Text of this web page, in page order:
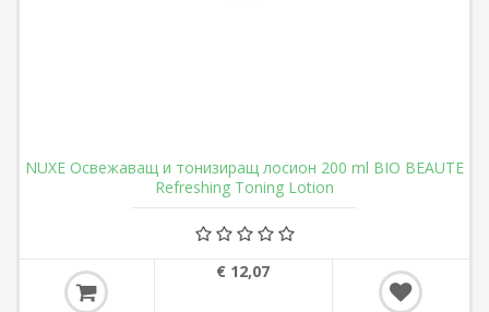
NUXE Освежаващ и тонизиращ лосион 200 ml BIO BEAUTE
Refreshing Toning Lotion
€ 12,07